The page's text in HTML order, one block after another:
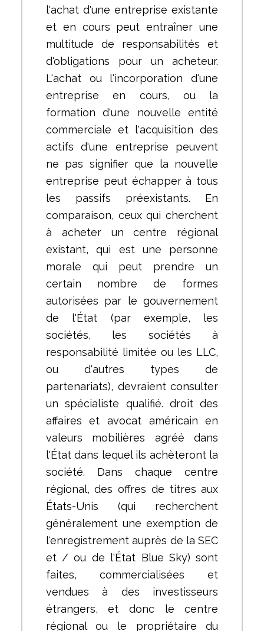
l'achat d'une entreprise existante
et en cours peut entraîner une
multitude de responsabilités et
d'obligations pour un acheteur.
L'achat ou l'incorporation d'une
entreprise en cours, ou la
formation d'une nouvelle entité
commerciale et l'acquisition des
actifs d'une entreprise peuvent
ne pas signifier que la nouvelle
entreprise peut échapper à tous
les passifs préexistants. En
comparaison, ceux qui cherchent
à acheter un centre régional
existant, qui est une personne
morale qui peut prendre un
certain nombre de formes
autorisées par le gouvernement
de l'État (par exemple, les
sociétés, les sociétés à
responsabilité limitée ou les LLC,
ou d'autres types de
partenariats), devraient consulter
un spécialiste qualifié. droit des
affaires et avocat américain en
valeurs mobilières agréé dans
l'État dans lequel ils achèteront la
société. Dans chaque centre
régional, des offres de titres aux
États-Unis (qui recherchent
généralement une exemption de
l'enregistrement auprès de la SEC
et / ou de l'État Blue Sky) sont
faites, commercialisées et
vendues à des investisseurs
étrangers, et donc le centre
régional ou le propriétaire du